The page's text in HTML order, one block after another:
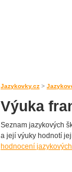
Jazykovky.cz >
Výuka
Seznam jazykových
a její výuky hodnotí
hodnocení